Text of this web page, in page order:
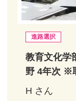
進路選択
教育文化学
野 4年次 ※
H さん